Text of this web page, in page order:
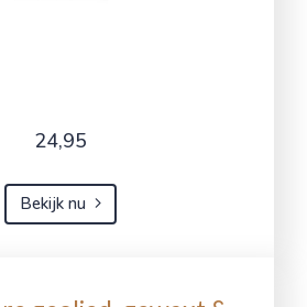
24,95
Bekijk nu